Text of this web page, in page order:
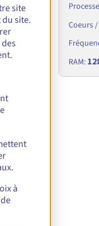
Coeurs
RAM:
-
site
site.
à